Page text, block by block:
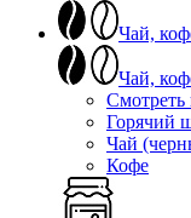
Чай,
Чай,
Смотреть
Горячий
Чай
Кофе